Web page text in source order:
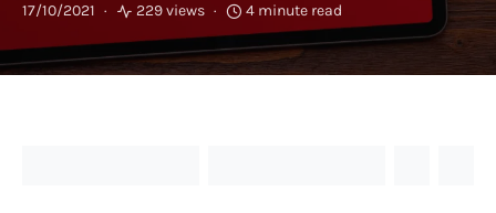
17/10/2021 229 views 4 minute read